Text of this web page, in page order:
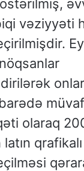
vəziyyəti
barədə
olaraq
latın